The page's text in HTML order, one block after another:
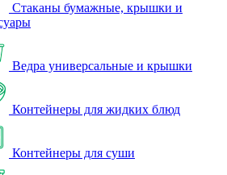
Стаканы бумажные, крышки и
Ведра универсальные и крышки
Контейнеры для жидких блюд
Контейнеры для суши